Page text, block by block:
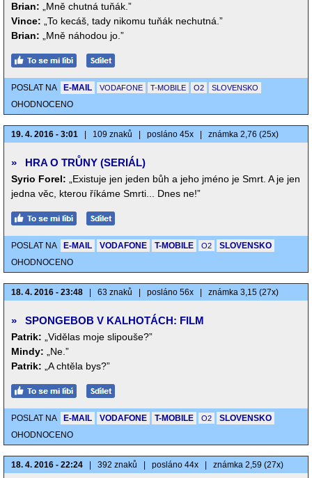
Brian:
„Mně chutná tuňák.”
Vince:
„To kecáš, tady nikomu tuňák nechutná.”
Brian:
„Mně náhodou jo.”
POSLAT NA E-MAIL VODAFONE T-MOBILE O2 SLOVENSKO
OHODNOCENO
19. 4. 2016 - 3:01 109 znaků posláno 45x známka 2,76 (25x)
» HRA O TRŮNY (SERIÁL)
Syrio Forel:
„Existuje jen jeden bůh a jeho jméno je Smrt. A je jen
jedna věc, kterou říkáme Smrti... Dnes ne!”
POSLAT NA E-MAIL VODAFONE T-MOBILE O2
SLOVENSKO
OHODNOCENO
18. 4. 2016 - 23:48 63 znaků posláno 56x známka 3,15 (27x)
» SPONGEBOB V KALHOTÁCH: FILM
Patrik:
„Vidělas moje slipouše?”
Mindy:
„Ne.”
Patrik:
„A chtěla bys?”
POSLAT NA E-MAIL VODAFONE T-MOBILE O2
SLOVENSKO
OHODNOCENO
18. 4. 2016 - 22:24 392 znaků posláno 44x známka 2,59 (27x)